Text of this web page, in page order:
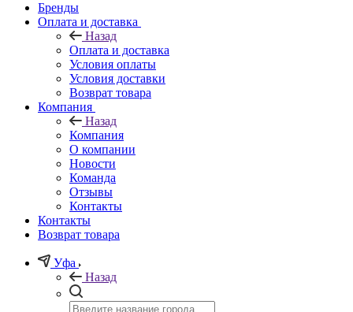
Бренды
Оплата и доставка
Назад
Оплата и доставка
Условия оплаты
Условия доставки
Возврат товара
Компания
Назад
Компания
О компании
Новости
Команда
Отзывы
Контакты
Контакты
Возврат товара
Уфа
Назад